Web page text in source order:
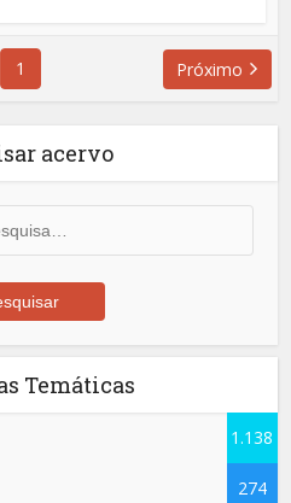
1 Próximo
acervo
Temáticas
1.138
274